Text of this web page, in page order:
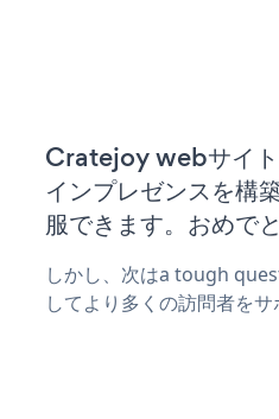
Cratejoy webサイト
インプレゼンスを構
服できます。おめで
しかし、次はa tough
してより多くの訪問者を